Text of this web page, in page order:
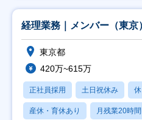
経理業務｜メンバー（東京
東京都
420万~615万
正社員採用 土日祝休み
産休・育休あり 月残業20時